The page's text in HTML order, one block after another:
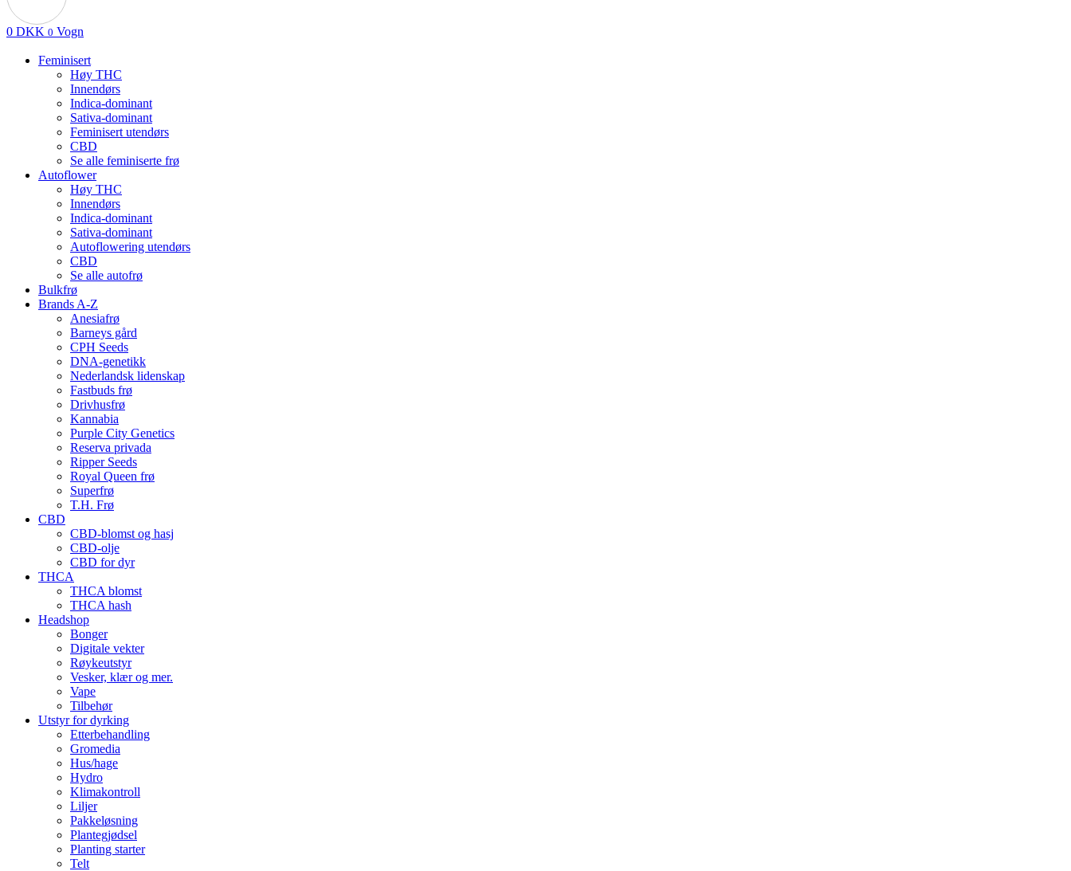
0 DKK 0 Vogn
Feminisert
Høy THC
Innendørs
Indica-dominant
Sativa-dominant
Feminisert utendørs
CBD
Se alle feminiserte frø
Autoflower
Høy THC
Innendørs
Indica-dominant
Sativa-dominant
Autoflowering utendørs
CBD
Se alle autofrø
Bulkfrø
Brands A-Z
Anesiafrø
Barneys gård
CPH Seeds
DNA-genetikk
Nederlandsk lidenskap
Fastbuds frø
Drivhusfrø
Kannabia
Purple City Genetics
Reserva privada
Ripper Seeds
Royal Queen frø
Superfrø
T.H. Frø
CBD
CBD-blomst og hasj
CBD-olje
CBD for dyr
THCA
THCA blomst
THCA hash
Headshop
Bonger
Digitale vekter
Røykeutstyr
Vesker, klær og mer.
Vape
Tilbehør
Utstyr for dyrking
Etterbehandling
Gromedia
Hus/hage
Hydro
Klimakontroll
Liljer
Pakkeløsning
Plantegjødsel
Planting starter
Telt